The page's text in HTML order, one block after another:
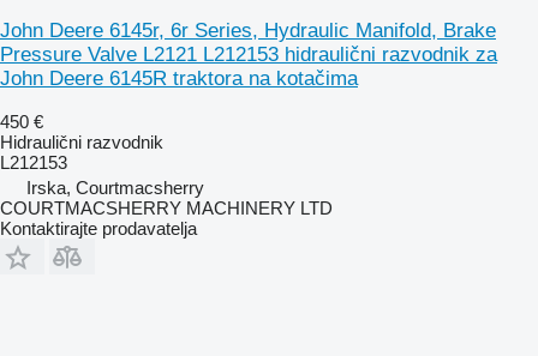
John Deere 6145r, 6r Series, Hydraulic Manifold, Brake
Pressure Valve L2121 L212153 hidraulični razvodnik za
John Deere 6145R traktora na kotačima
450 €
Hidraulični razvodnik
L212153
Irska, Courtmacsherry
COURTMACSHERRY MACHINERY LTD
Kontaktirajte prodavatelja